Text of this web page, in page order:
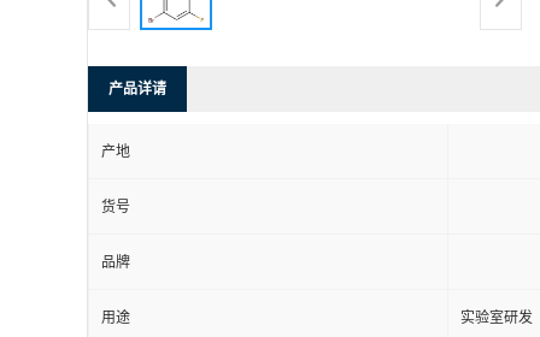
产品详请
产地
货号
品牌
用途 实验室研发